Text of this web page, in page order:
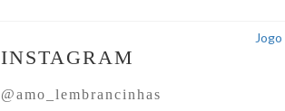
INSTAGRAM
@amo_lembrancinhas